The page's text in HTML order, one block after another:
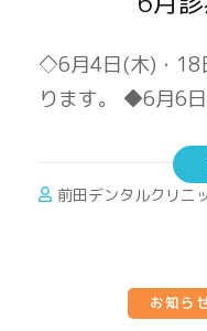
◇6月4日(木)・18
ります。 ◆6月6
前田デンタルクリニ
お知ら